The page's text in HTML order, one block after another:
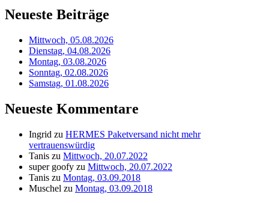
Neueste Beiträge
Mittwoch, 05.08.2026
Dienstag, 04.08.2026
Montag, 03.08.2026
Sonntag, 02.08.2026
Samstag, 01.08.2026
Neueste Kommentare
Ingrid zu HERMES Paketversand nicht mehr
vertrauenswürdig
Tanis zu Mittwoch, 20.07.2022
super goofy zu Mittwoch, 20.07.2022
Tanis zu Montag, 03.09.2018
Muschel zu Montag, 03.09.2018